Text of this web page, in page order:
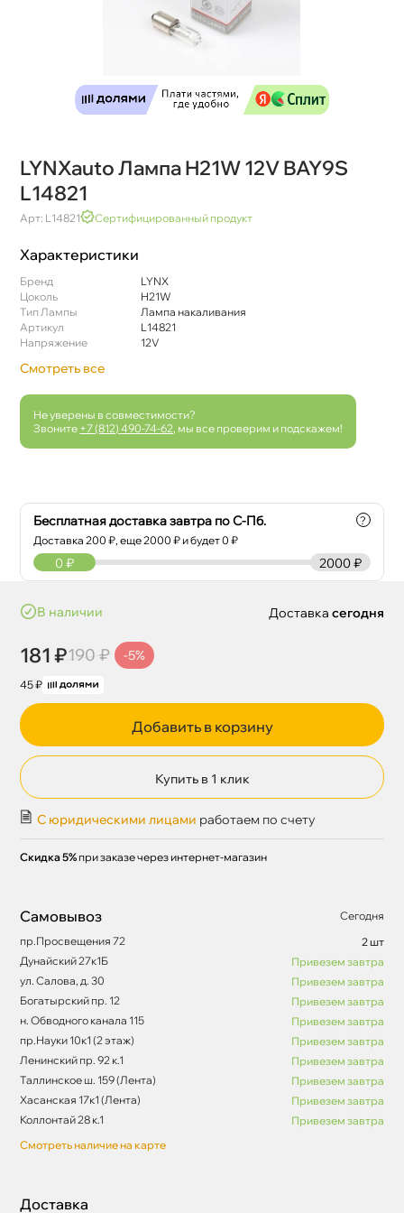
LYNXauto Лампа H21W 12V BAY9S
L14821
Арт: L14821 Сертифицированный продукт
Характеристики
Бренд
LYNX
Цоколь
H21W
Тип Лампы
Лампа накаливания
Артикул
L14821
Напряжение
12V
Смотреть все
Не уверены в совместимости?
Звоните +7 (812) 490-74-62 , мы все проверим и подскажем!
Бесплатная доставка завтра по С-Пб.
Доставка200 ₽, еще2000 ₽ и будет 0 ₽
?
2000 ₽
0 ₽
наличии
181 ₽190 ₽ -5%
45 ₽
Доставка сегодня
Добавить в корзину
Купить в 1 клик
С юридическими лицами работаем по счету
Скидка 5% при заказе через интернет-магазин
Самовывоз
Сегодня
пр.Просвещения 72
2 шт
Дунайский 27к1Б
Привезем завтра
ул. Салова, д. 30
Привезем завтра
Богатырский пр. 12
Привезем завтра
н. Обводного канала 115
Привезем завтра
пр.Науки 10к1 (2 этаж)
Привезем завтра
Ленинский пр. 92 к.1
Привезем завтра
Таллинское ш. 159 (Лента)
Привезем завтра
Хасанская 17к1 (Лента)
Привезем завтра
Коллонтай 28 к.1
Привезем завтра
Смотреть наличие на карте
Доставка